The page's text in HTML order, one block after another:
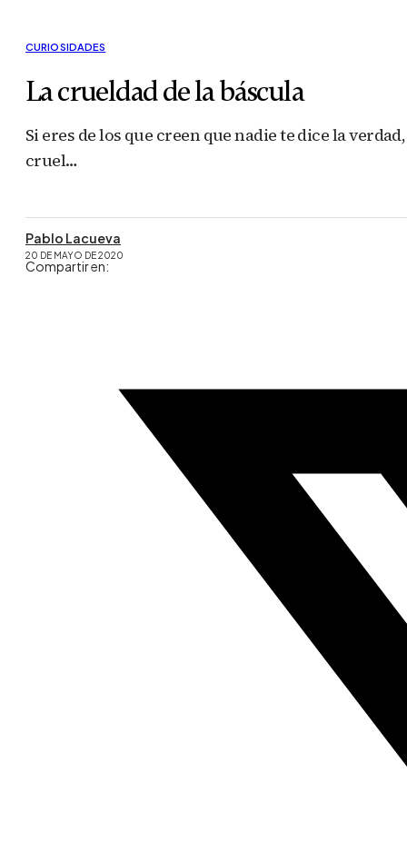
CURIOSIDADES
La crueldad de la báscula
Si eres de los que creen que nadie te dice la
cruel…
Pablo Lacueva
20 DE MAYO DE 2020
Compartir en: